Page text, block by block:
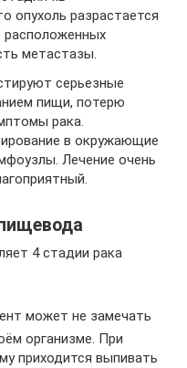
опухоль разрастается
расположенных
метастазы.
серьезные
пищи, потерю
рака.
в окружающие
Лечение очень
4 стадии рака
может не замечать
организме. При
приходится выпивать